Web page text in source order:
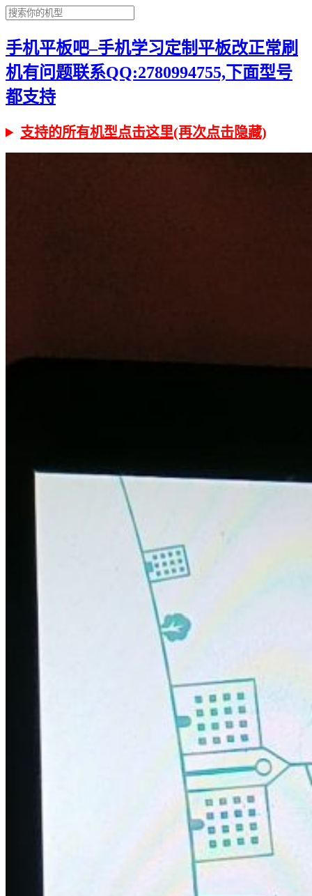
手机平板吧–手机学习定制平板改正常刷
机有问题联系QQ:2780994755,下面型号
都支持
支持的所有机型点击这里(再次点击隐藏)